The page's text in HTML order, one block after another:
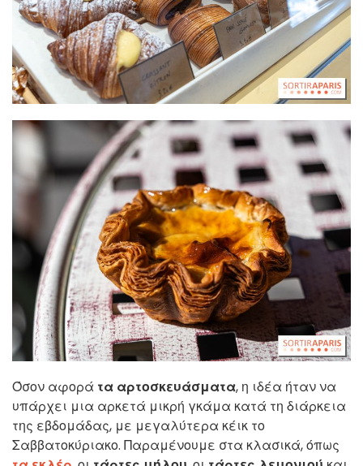
Όσον αφορά τα αρτοσκευάσματα, η ιδέα ήταν να
υπάρχει μια αρκετά μικρή γκάμα κατά τη διάρκεια
της εβδομάδας, με μεγαλύτερα κέικ το
Σαββατοκύριακο. Παραμένουμε στα κλασικά, όπως